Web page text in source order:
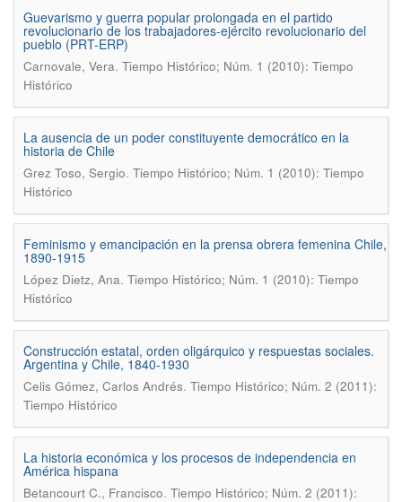
Guevarismo y guerra popular prolongada en el partido
revolucionario de los trabajadores-ejército revolucionario del
pueblo (PRT-ERP)
Carnovale, Vera. Tiempo Histórico; Núm. 1 (2010): Tiempo
Histórico
La ausencia de un poder constituyente democrático en la
historia de Chile
Grez Toso, Sergio. Tiempo Histórico; Núm. 1 (2010): Tiempo
Histórico
Feminismo y emancipación en la prensa obrera femenina Chile,
1890-1915
López Dietz, Ana. Tiempo Histórico; Núm. 1 (2010): Tiempo
Histórico
Construcción estatal, orden oligárquico y respuestas sociales.
Argentina y Chile, 1840-1930
Celis Gómez, Carlos Andrés. Tiempo Histórico; Núm. 2 (2011):
Tiempo Histórico
La historia económica y los procesos de independencia en
América hispana
Betancourt C., Francisco. Tiempo Histórico; Núm. 2 (2011):